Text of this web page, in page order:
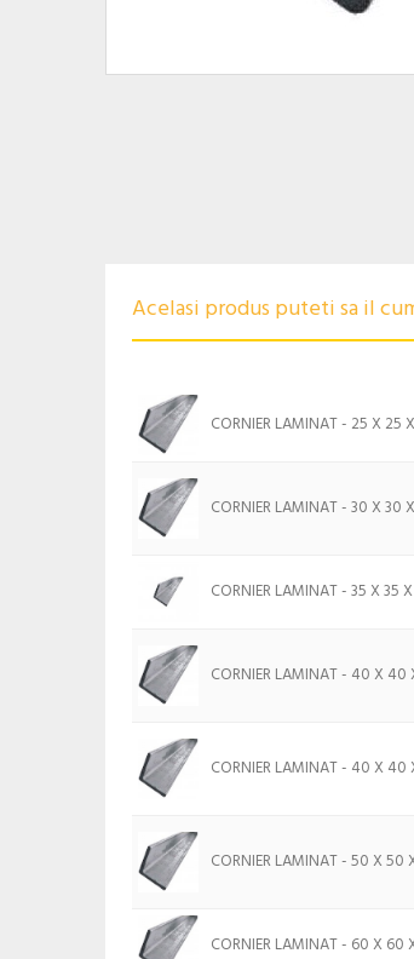
Acelasi produs puteti sa il
CORNIER LAMINAT - 25 X 25
CORNIER LAMINAT - 30 X 30
CORNIER LAMINAT - 35 X 35
CORNIER LAMINAT - 40 X 40
CORNIER LAMINAT - 40 X 40
CORNIER LAMINAT - 50 X 50
CORNIER LAMINAT - 60 X 60